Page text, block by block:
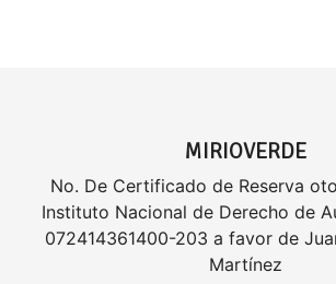
MIRIOVERDE
No. De Certificado de Reserva
Instituto Nacional de Derecho de
072414361400-203 a favor de
Martínez